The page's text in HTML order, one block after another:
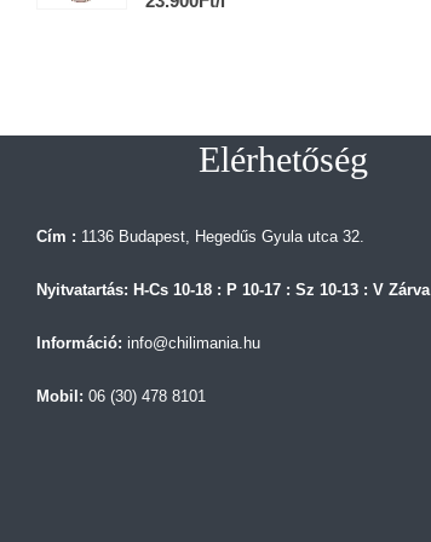
Elérhetőség
Cím : 1136 Budapest, Hegedűs Gyula utca 32.
Nyitvatartás: H-Cs 10-18 : P 10-17 : Sz 10-13 : V Zárva
Információ: info@chilimania.hu
Mobil: 06 (30) 478 8101